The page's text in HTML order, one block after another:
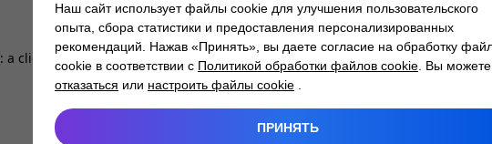
a client -side exception has occurred while loading atlantm.by (see the
Наш сайт использует файлы cookie для улучшения пользовательского
опыта, сбора статистики и предоставления персонализированных
рекомендаций. Нажав «Принять», вы даете согласие на обработку
cookie в соответствии с Политикой обработки файлов cookie . Вы можете
отказаться или настроить файлы cookie
ПРИНЯТЬ